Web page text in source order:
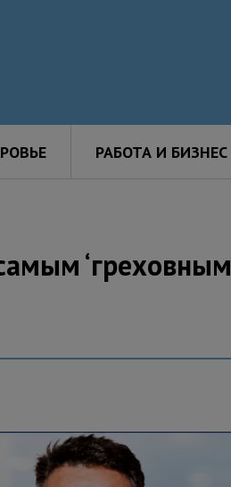
РАБОТА И БИЗНЕС